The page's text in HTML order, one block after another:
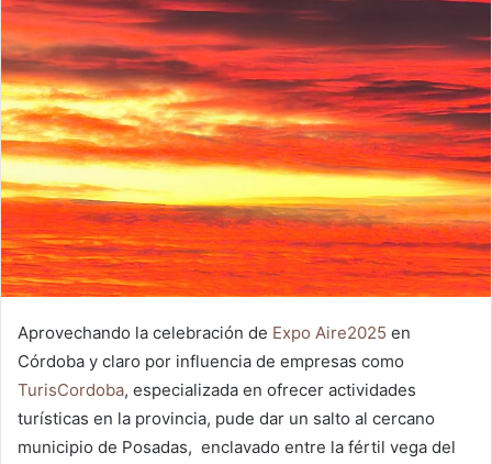
Aprovechando la celebración de Expo Aire2025 en
Córdoba y claro por influencia de empresas como
TurisCordoba, especializada en ofrecer actividades
turísticas en la provincia, pude dar un salto al cercano
municipio de Posadas, enclavado entre la fértil vega del